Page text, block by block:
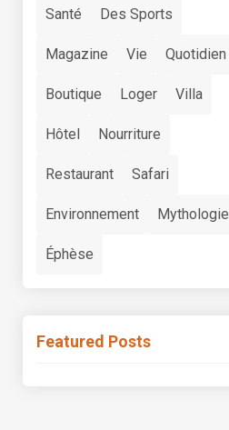
Santé Des Sports
Magazine Vie Quotidien
Boutique Loger Villa
Hôtel Nourriture
Restaurant Safari
Environnement Mythologie
Éphèse
Featured Posts